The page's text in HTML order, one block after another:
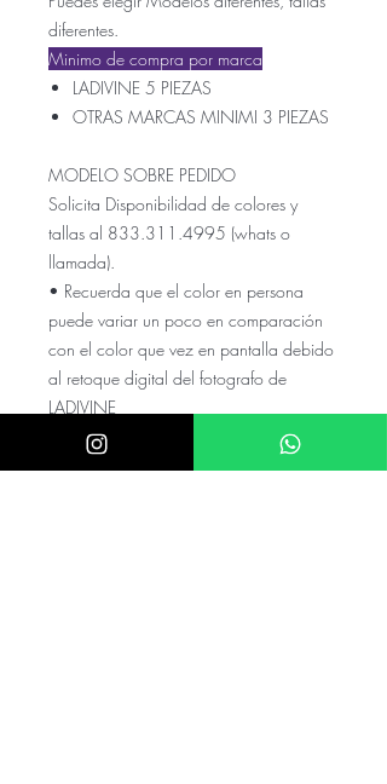
diferentes.
Minimo de compra por marca
LADIVINE 5 PIEZAS
OTRAS MARCAS MINIMI 3 PIEZAS
MODELO SOBRE PEDIDO
Solicita Disponibilidad de colores y
tallas al 833.311.4995 (whats o
llamada).
• Recuerda que el color en persona
puede variar un poco en comparación
con el color que vez en pantalla debido
al retoque digital del fotografo de
LADIVINE
El precio NO incluye el envio a tu